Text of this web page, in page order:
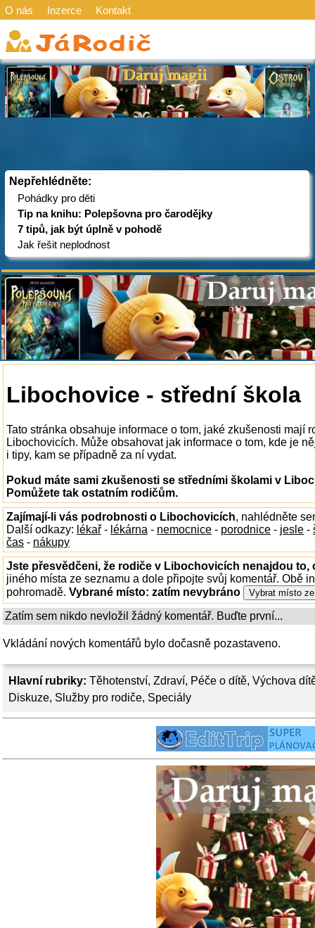
O nás Inzerce Kontakt
Nepřehlédněte:
Pohádky pro děti
Tip na knihu: Polepšovna pro čarodějky
7 tipů, jak být úplně v pohodě
Jak řešit neplodnost
Hlavní rubriky: Těhotenství, Zdraví, Péče o dítě, Výchova
Diskuze, Služby pro rodiče, Speciály
Libochovice - střední škola
Tato stránka obsahuje informace o tom, jaké zkušenosti mají
Libochovicích. Může obsahovat jak informace o tom, kde je
i tipy, kam se případně za ní vydat.
Pokud máte sami zkušenosti se středními školami v
Pomůžete tak ostatním rodičům.
Zajímají-li vás podrobnosti o Libochovicích, nahlédněte
Další odkazy: lékař - lékárna - nemocnice - porodnice - jesle -
čas - nákupy
Jste přesvědčeni, že rodiče v Libochovicích nenajdou to,
jiného místa ze seznamu a dole připojte svůj komentář. Obě
pohromadě. Vybrané místo: zatím nevybráno
Zatím sem nikdo nevložil žádný komentář. Buďte první...
Vkládání nových komentářů bylo dočasně pozastaveno.